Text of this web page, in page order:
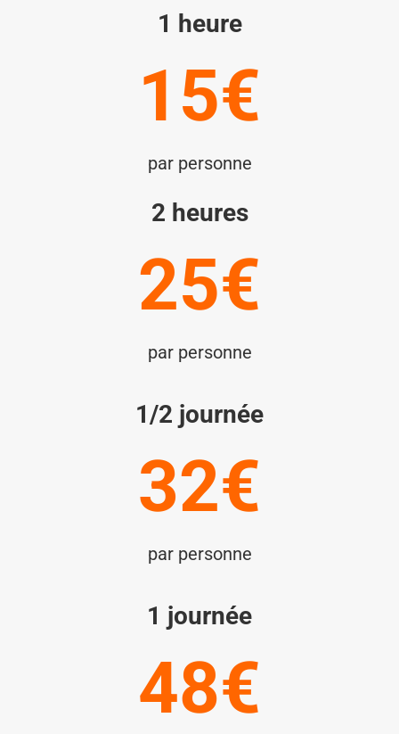
1 heure
15€
par personne
2 heures
25€
par personne
1/2 journée
32€
par personne
1 journée
48€